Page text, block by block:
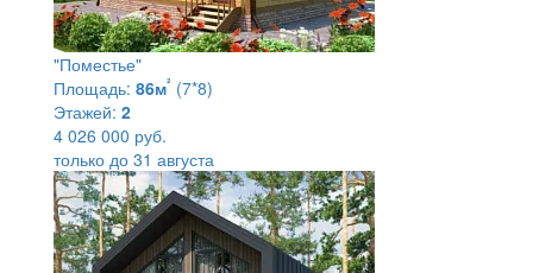
"Поместье"
Площадь: 86м² (7*8)
Этажей: 2
4 026 000 руб.
только до 31 августа